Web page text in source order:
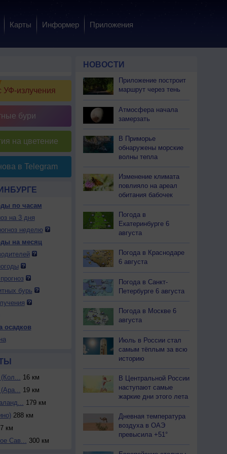
Карты Информер Приложения
УФ-излучения
бури
на цветение
в Telegram
по часам
на 3 дня
неделю
на месяц
бурь
осадков
(Кол... 16 км
(Ара... 19 км
179 км
288 км
км
Сав... 300 км
НОВОСТИ
Приложение построит
маршрут через тень
Атмосфера начала
замерзать
В Приморье
обнаружены морские
волны тепла
Изменение климата
повлияло на ареал
обитания бабочек
Погода в
Екатеринбурге 6
августа
Погода в Краснодаре
6 августа
Погода в Санкт-
Петербурге 6 августа
Погода в Москве 6
августа
Июль в России стал
самым тёплым за всю
историю
В Центральной России
наступают самые
жаркие дни этого лета
Дневная температура
воздуха в ОАЭ
превысила +51°